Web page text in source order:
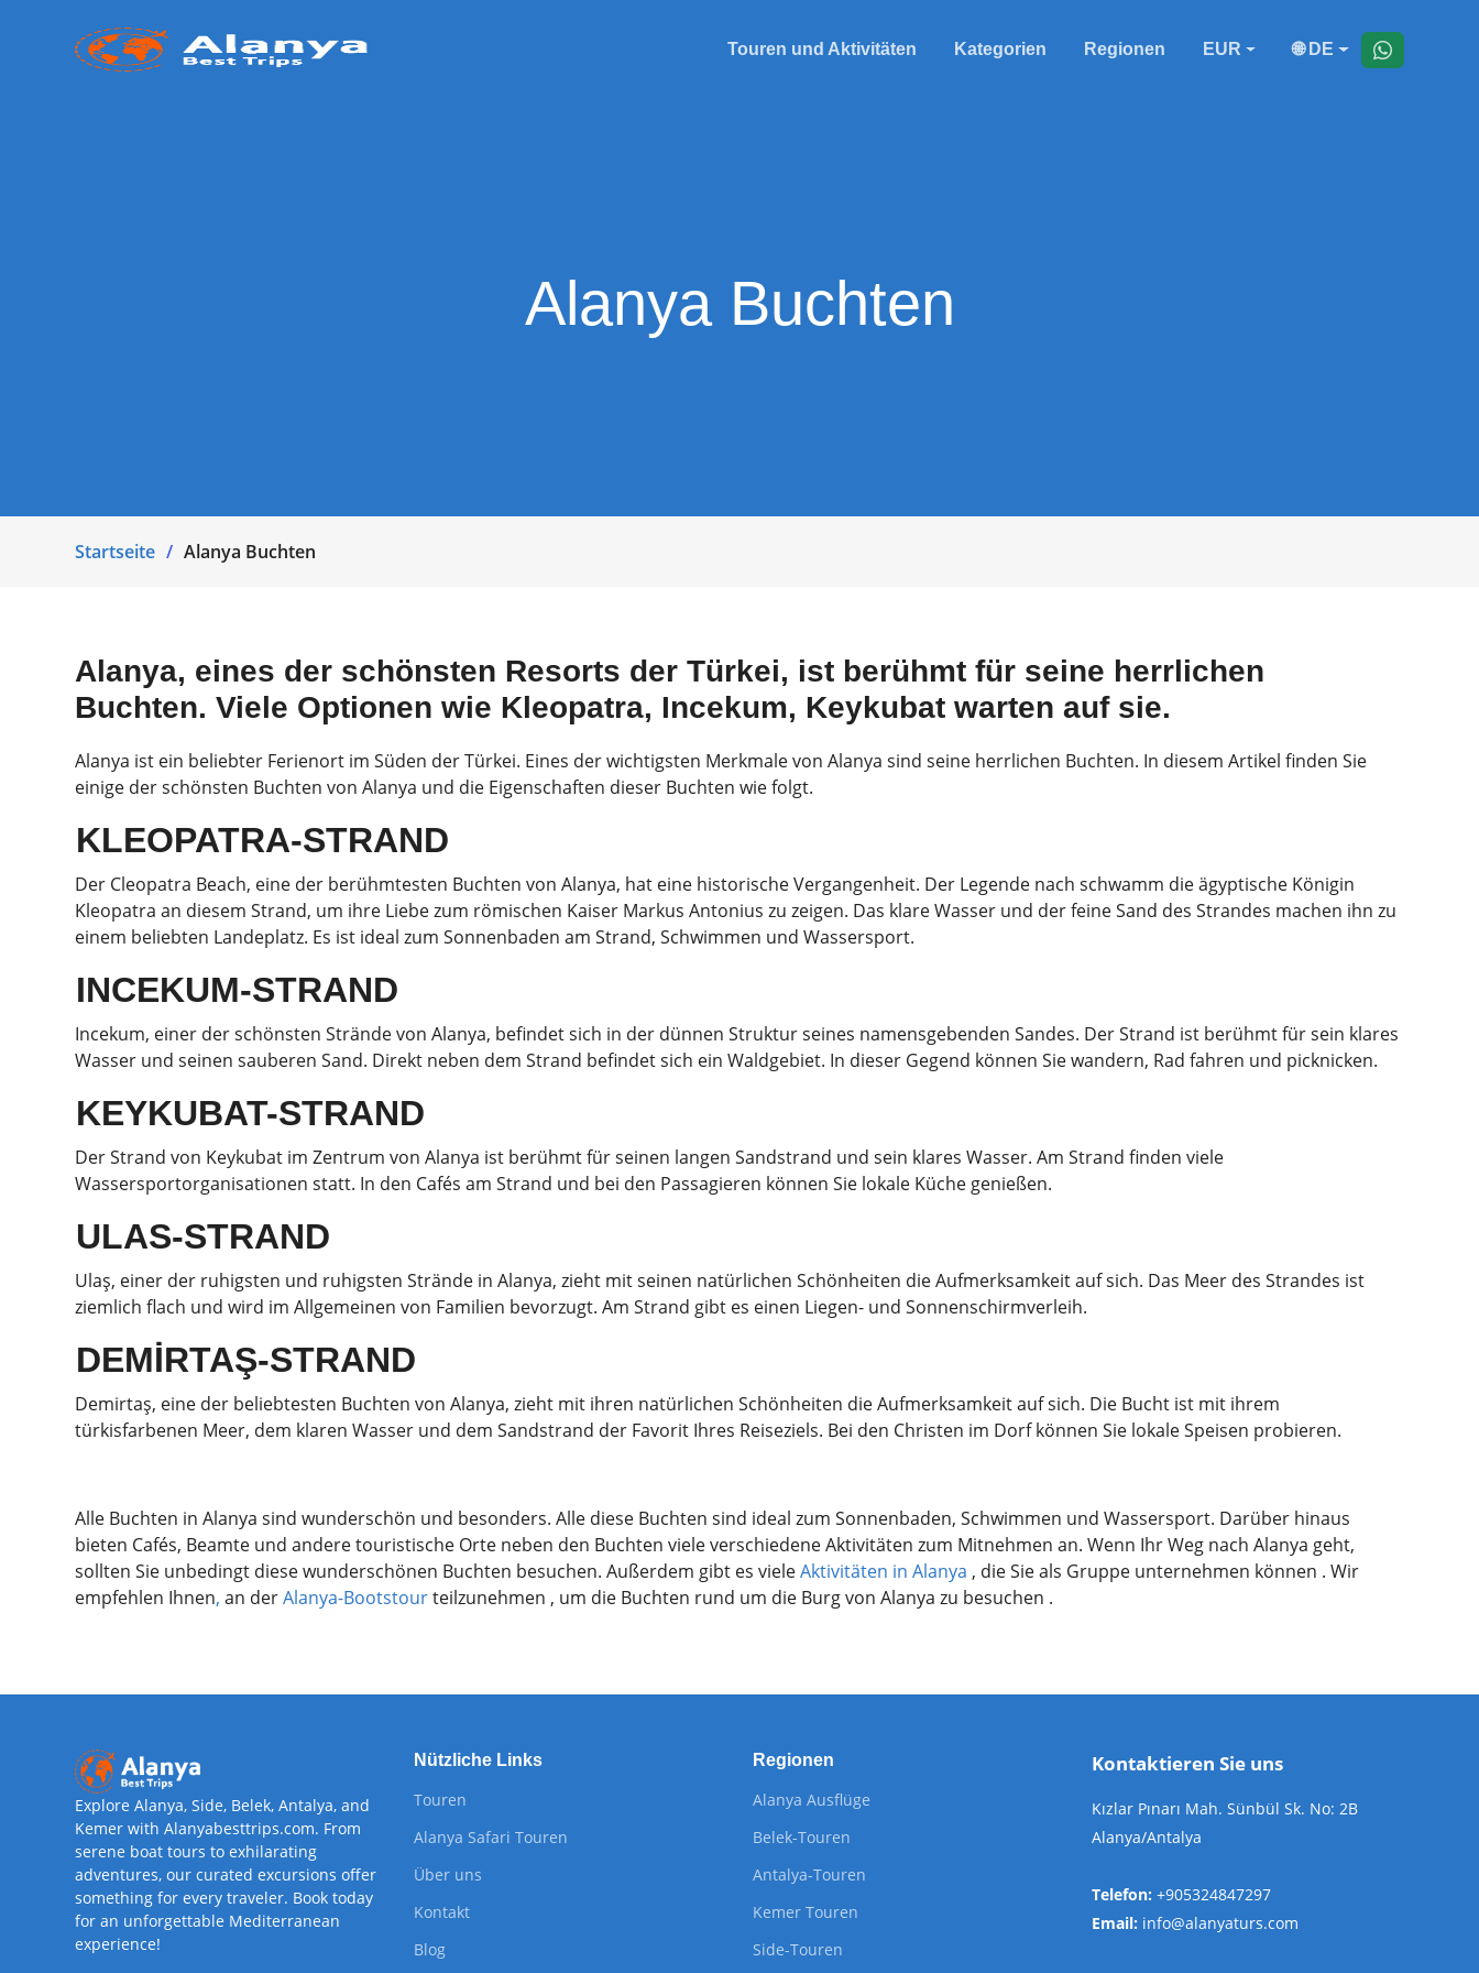
Touren und Aktivitäten Kategorien Regionen EUR 🌐 DE
Alanya Buchten
Startseite Alanya Buchten
Alanya, eines der schönsten Resorts der Türkei, ist berühmt für seine herrlichen
Buchten. Viele Optionen wie Kleopatra, Incekum, Keykubat warten auf sie.
Alanya ist ein beliebter Ferienort im Süden der Türkei. Eines der wichtigsten Merkmale von Alanya sind seine herrlichen Buchten. In diesem Artikel finden Sie
einige der schönsten Buchten von Alanya und die Eigenschaften dieser Buchten wie folgt.
KLEOPATRA-STRAND
Der Cleopatra Beach, eine der berühmtesten Buchten von Alanya, hat eine historische Vergangenheit. Der Legende nach schwamm die ägyptische Königin
Kleopatra an diesem Strand, um ihre Liebe zum römischen Kaiser Markus Antonius zu zeigen. Das klare Wasser und der feine Sand des Strandes machen ihn zu
einem beliebten Landeplatz. Es ist ideal zum Sonnenbaden am Strand, Schwimmen und Wassersport.
INCEKUM-STRAND
Incekum, einer der schönsten Strände von Alanya, befindet sich in der dünnen Struktur seines namensgebenden Sandes. Der Strand ist berühmt für sein klares
Wasser und seinen sauberen Sand. Direkt neben dem Strand befindet sich ein Waldgebiet. In dieser Gegend können Sie wandern, Rad fahren und picknicken.
KEYKUBAT-STRAND
Der Strand von Keykubat im Zentrum von Alanya ist berühmt für seinen langen Sandstrand und sein klares Wasser. Am Strand finden viele
Wassersportorganisationen statt. In den Cafés am Strand und bei den Passagieren können Sie lokale Küche genießen.
ULAS-STRAND
Ulaş, einer der ruhigsten und ruhigsten Strände in Alanya, zieht mit seinen natürlichen Schönheiten die Aufmerksamkeit auf sich. Das Meer des Strandes ist
ziemlich flach und wird im Allgemeinen von Familien bevorzugt. Am Strand gibt es einen Liegen- und Sonnenschirmverleih.
DEMİRTAŞ-STRAND
Demirtaş, eine der beliebtesten Buchten von Alanya, zieht mit ihren natürlichen Schönheiten die Aufmerksamkeit auf sich. Die Bucht ist mit ihrem
türkisfarbenen Meer, dem klaren Wasser und dem Sandstrand der Favorit Ihres Reiseziels. Bei den Christen im Dorf können Sie lokale Speisen probieren.
Alle Buchten in Alanya sind wunderschön und besonders. Alle diese Buchten sind ideal zum Sonnenbaden, Schwimmen und Wassersport. Darüber hinaus
bieten Cafés, Beamte und andere touristische Orte neben den Buchten viele verschiedene Aktivitäten zum Mitnehmen an. Wenn Ihr Weg nach Alanya geht,
sollten Sie unbedingt diese wunderschönen Buchten besuchen. Außerdem gibt es vieleAktivitäten in Alanya , die Sie als Gruppe unternehmen können . Wir
empfehlen Ihnen, an derAlanya-Bootstourteilzunehmen , um die Buchten rund um die Burg von Alanya zu besuchen .
Explore Alanya, Side, Belek, Antalya, and
Kemer with Alanyabesttrips.com. From
serene boat tours to exhilarating
adventures, our curated excursions offer
something for every traveler. Book today
for an unforgettable Mediterranean
experience!
Nützliche Links
Touren
Alanya Safari Touren
Über uns
Kontakt
Blog
Regionen
Alanya Ausflüge
Belek-Touren
Antalya-Touren
Kemer Touren
Side-Touren
Kontaktieren Sie uns
Kızlar Pınarı Mah. Sünbül Sk. No: 2B
Alanya/Antalya
Telefon: +905324847297
Email: info@alanyaturs.com